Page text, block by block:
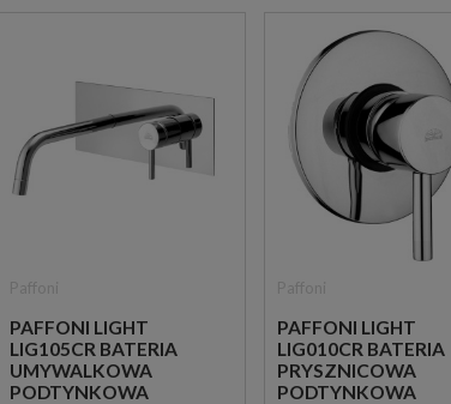
PAFFONI LIGHT
LIG105CR BATERIA
UMYWALKOWA
PODTYNKOWA
PAFFONI LIGHT
LIG010CR BATERIA
PRYSZNICOWA
PODTYNKOWA